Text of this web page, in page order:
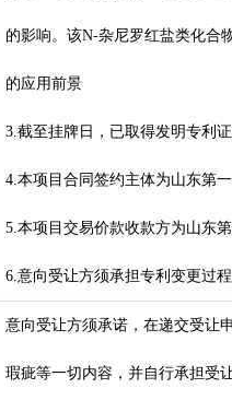
的影响。该N-杂尼罗红盐类化合
的应用前景
3.截至挂牌日，已取得发明专利
4.本项目合同签约主体为山东第
5.本项目交易价款收款方为山东
6.意向受让方须承担专利变更过
意向受让方须承诺，在递交受让
瑕疵等一切内容，并自行承担受